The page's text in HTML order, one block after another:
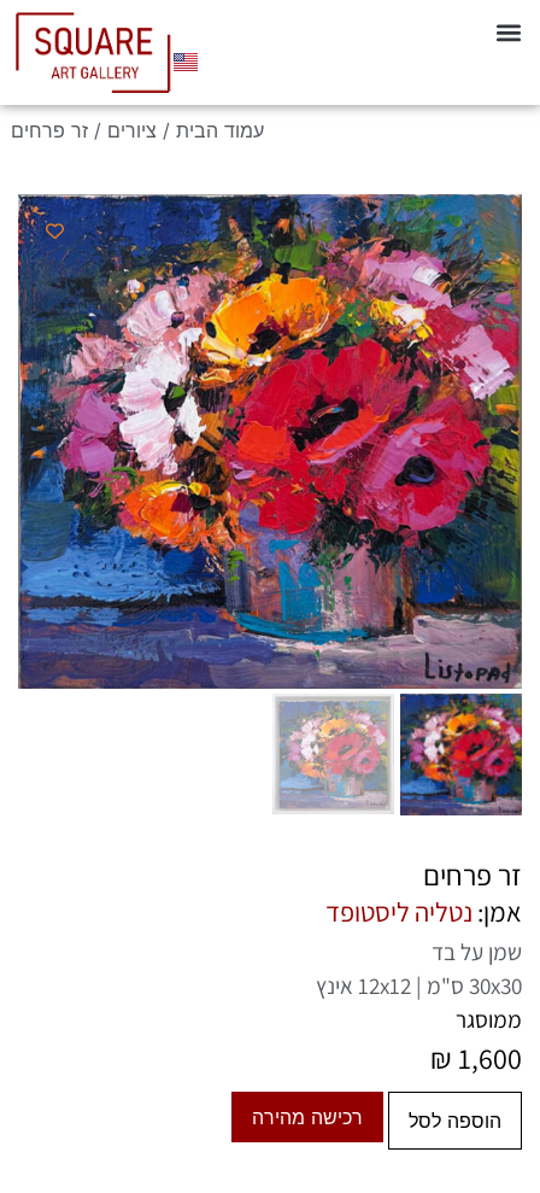
עמוד הבית / ציורים / זר פרחים
זר פרחים
אמן: נטליה ליסטופד
שמן על בד
30x30 ס"מ | 12x12 אינץ
ממוסגר
₪ 1,600
הוספה לסל רכישה מהירה